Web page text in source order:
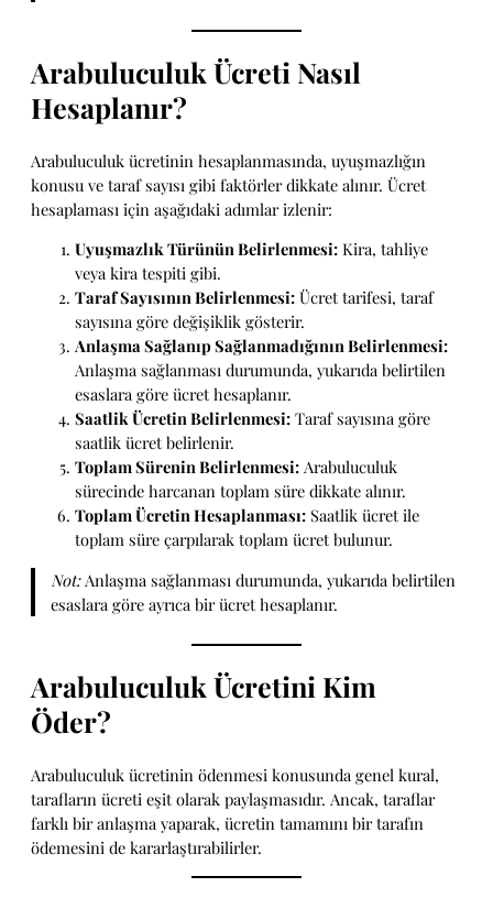
Arabuluculuk Ücreti Nasıl
Hesaplanır?
Arabuluculuk ücretinin hesaplanmasında, uyuşmazlığın
konusu ve taraf sayısı gibi faktörler dikkate alınır. Ücret
hesaplaması için aşağıdaki adımlar izlenir:
Uyuşmazlık Türünün Belirlenmesi: Kira, tahliye
veya kira tespiti gibi.
Taraf Sayısının Belirlenmesi: Ücret tarifesi, taraf
sayısına göre değişiklik gösterir.
Anlaşma Sağlanıp Sağlanmadığının Belirlenmesi:
Anlaşma sağlanması durumunda, yukarıda belirtilen
esaslara göre ücret hesaplanır.
Saatlik Ücretin Belirlenmesi: Taraf sayısına göre
saatlik ücret belirlenir.
Toplam Sürenin Belirlenmesi: Arabuluculuk
sürecinde harcanan toplam süre dikkate alınır.
Toplam Ücretin Hesaplanması: Saatlik ücret ile
toplam süre çarpılarak toplam ücret bulunur.
Not:Anlaşma sağlanması durumunda, yukarıda belirtilen
esaslara göre ayrıca bir ücret hesaplanır.
Arabuluculuk Ücretini Kim
Öder?
Arabuluculuk ücretinin ödenmesi konusunda genel kural,
tarafların ücreti eşit olarak paylaşmasıdır. Ancak, taraflar
farklı bir anlaşma yaparak, ücretin tamamını bir tarafın
ödemesini de kararlaştırabilirler.